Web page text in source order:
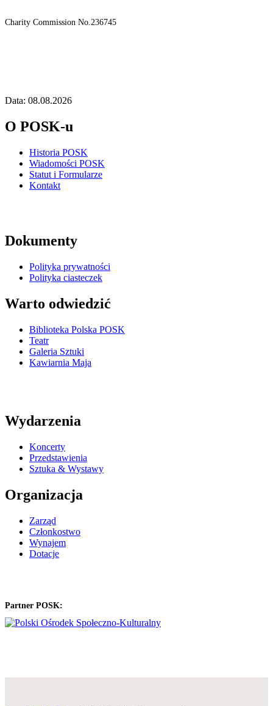
Charity Commission No.236745
Data: 08.08.2026
O POSK-u
Historia POSK
Wiadomości POSK
Statut i Formularze
Kontakt
Dokumenty
Polityka prywatności
Polityka ciasteczek
Warto odwiedzić
Biblioteka Polska POSK
Teatr
Galeria Sztuki
Kawiarnia Maja
Wydarzenia
Koncerty
Przedstawienia
Sztuka & Wystawy
Organizacja
Zarząd
Członkostwo
Wynajem
Dotacje
Partner POSK: